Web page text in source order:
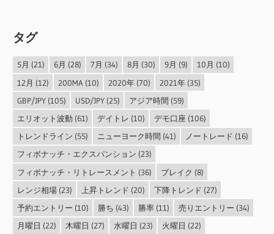
タグ
5月 (21) 6月 (28) 7月 (34) 8月 (30) 9月 (9) 10月 (10)
12月 (12) 200MA (10) 2020年(70) 2021年(35)
GBP/JPY(105) USD/JPY(25) アジア時間 (59)
エリオット波動 (61) デイトレ (10) デモ口座 (106)
トレンドライン (55) ニューヨーク時間 (41) ノートレード (16)
フィボナッチ・エクスパンション (23)
フィボナッチ・リトレースメント (36) ブレイク (8)
レンジ相場(23) 上昇トレンド (20) 下降トレンド (27)
予約エントリー (10) 勝ち (43) 勝率(11) 売りエントリー (34)
月曜日 (22) 木曜日 (27) 水曜日 (23) 火曜日 (22)